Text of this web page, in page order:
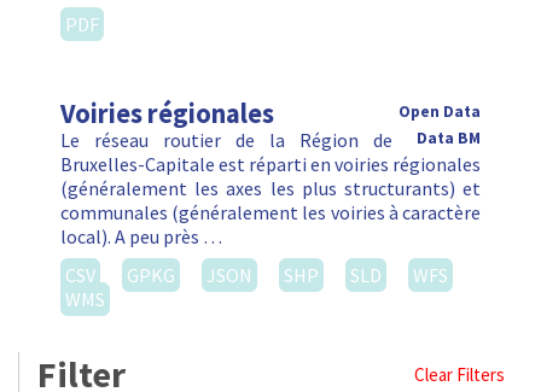
PDF
Voiries régionales
Open Data
Data BM
Le réseau routier de la Région de
Bruxelles-Capitale est réparti en voiries régionales
(généralement les axes les plus structurants) et
communales (généralement les voiries à caractère
local). A peu près …
CSV
GPKG JSON SHP SLD
WFS
WMS
Filter Clear Filters